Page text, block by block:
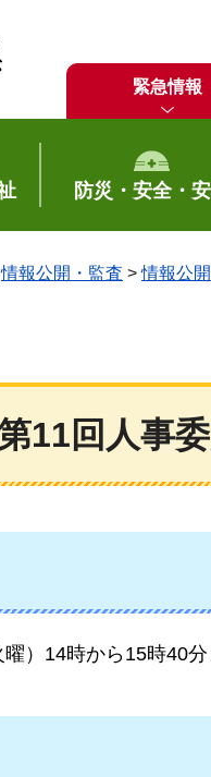
緊急情報
防災・安全・
情報公開・監査 >情報公開
11回人事
）14時から15時40